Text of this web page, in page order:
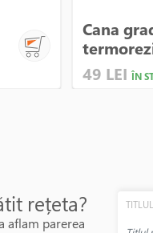
Cana
49 LEI ÎN
rețeta?
aflam parerea